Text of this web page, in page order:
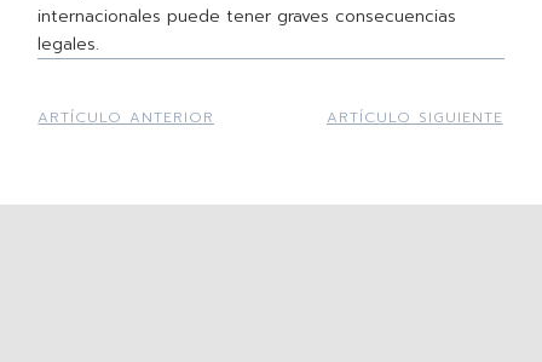
internacionales puede tener graves consecuencias
legales.
ARTÍCULO ANTERIOR ARTÍCULO SIGUIENTE